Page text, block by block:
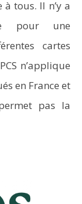
tous. Il n’y a
pour une
cartes
n’applique
en France et
pas la